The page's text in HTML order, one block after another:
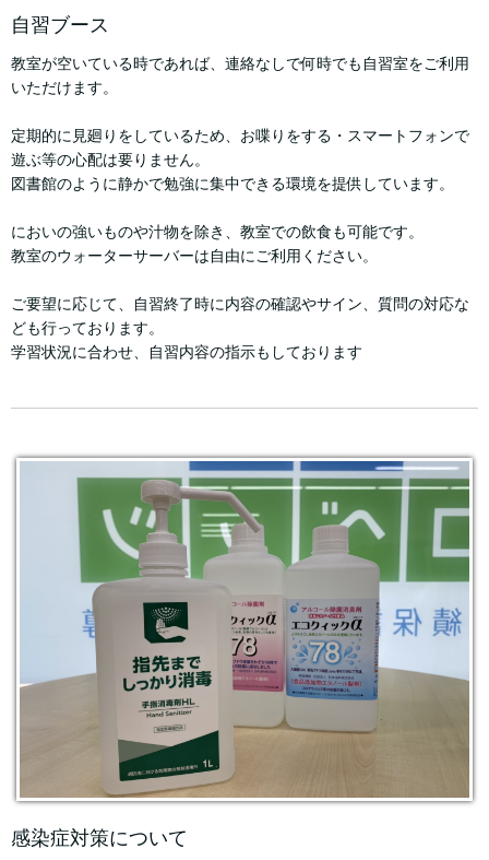
自習ブース
教室が空いている時であれば、連絡なしで何時でも自習室をご利用
いただけます。
定期的に見廻りをしているため、お喋りをする・スマートフォンで
遊ぶ等の心配は要りません。
図書館のように静かで勉強に集中できる環境を提供しています。
においの強いものや汁物を除き、教室での飲食も可能です。
教室のウォーターサーバーは自由にご利用ください。
ご要望に応じて、自習終了時に内容の確認やサイン、質問の対応な
ども行っております。
学習状況に合わせ、自習内容の指示もしております
感染症対策について